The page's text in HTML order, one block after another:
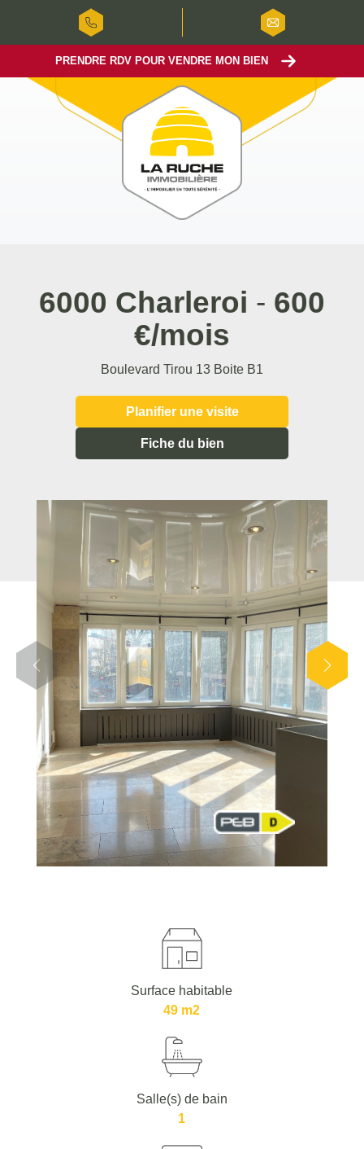
PRENDRE RDV POUR VENDRE MON BIEN
6000 Charleroi - 600
€/mois
Boulevard Tirou 13 Boite B1
Planifier une visite
Fiche du bien
Surface habitable
49 m2
Salle(s) de bain
1